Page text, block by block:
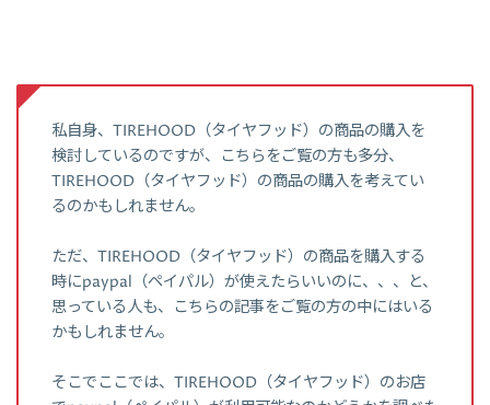
私自身、TIREHOOD（タイヤフッド）の商品の購入を
検討しているのですが、こちらをご覧の方も多分、
TIREHOOD（タイヤフッド）の商品の購入を考えてい
るのかもしれません。
ただ、TIREHOOD（タイヤフッド）の商品を購入する
時にpaypal（ペイパル）が使えたらいいのに、、、と、
思っている人も、こちらの記事をご覧の方の中にはいる
かもしれません。
そこでここでは、TIREHOOD（タイヤフッド）のお店